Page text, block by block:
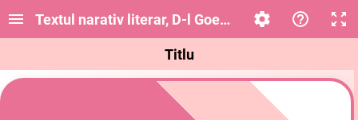
Textul narativ literar, D-l Goe… de I.L.Caragiale
Titlu